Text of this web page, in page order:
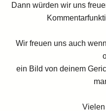
Dann würden wir uns
Wir freuen uns auch
ein Bild von deinem